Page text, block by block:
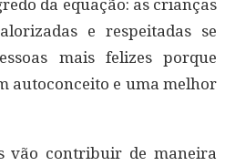
da equação: as crianças
e respeitadas se
mais felizes porque
autoconceito e uma melhor
vão contribuir de maneira